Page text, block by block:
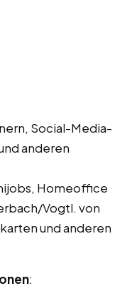
Social-Media-
anderen
Homeoffice
Vogtl. von
und anderen
: